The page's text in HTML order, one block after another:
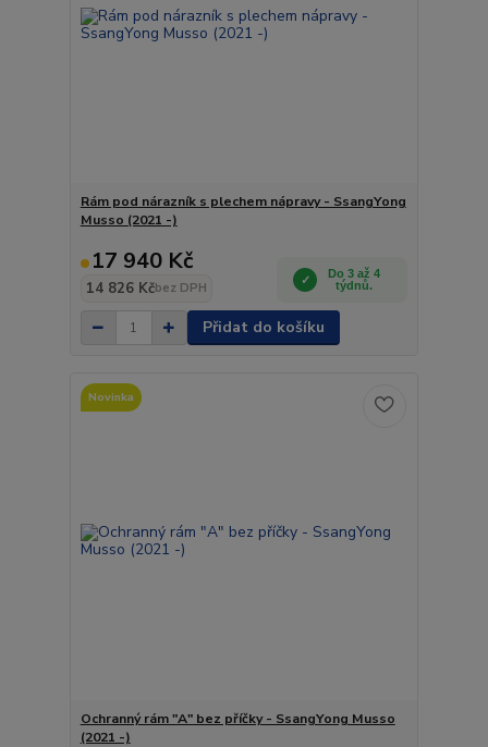
Rám pod nárazník s plechem nápravy - SsangYong
Musso (2021 -)
17 940 Kč
14 826 Kčbez DPH
Do 3 až 4
týdnů.
Přidat do košíku
Novinka
Ochranný rám "A" bez příčky - SsangYong Musso
(2021 -)